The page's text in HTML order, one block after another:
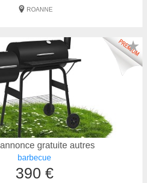
ROANNE
gratuite autres
barbecue
390 €
★